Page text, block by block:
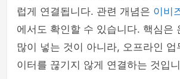
럽게 연결됩니다. 관련 개념은 이비
에서도 확인할 수 있습니다. 핵심은
많이 넣는 것이 아니라, 오프라인 업
이터를 끊기지 않게 연결하는 것입